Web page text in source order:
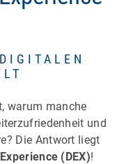
warum manche
und
Die Antwort liegt
(DEX)!